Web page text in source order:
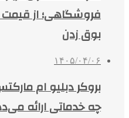
فروشگاهی؛ از
بوق زدن
۱۴۰۵/۰۴/۰۶
چه خدماتی ارائه